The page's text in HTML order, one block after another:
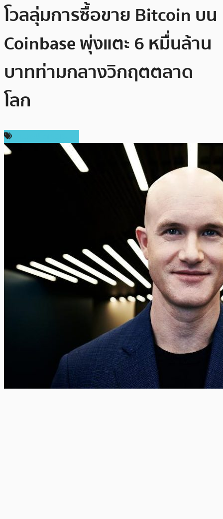
โวลลุ่มการซื้อขาย Bitcoin บน
Coinbase พุ่งแตะ 6 หมื่นล้าน
บาทท่ามกลางวิกฤตตลาด
โลก